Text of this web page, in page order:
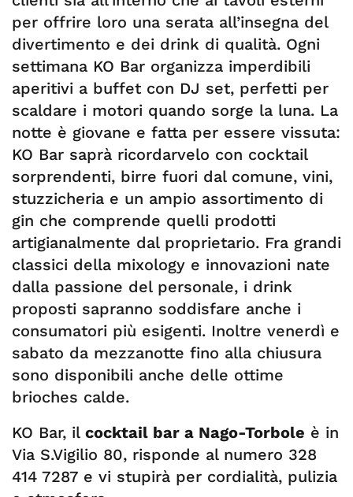
per offrire loro una serata all’insegna del
divertimento e dei drink di qualità. Ogni
settimana KO Bar organizza imperdibili
aperitivi a buffet con DJ set, perfetti per
scaldare i motori quando sorge la luna. La
notte è giovane e fatta per essere vissuta:
KO Bar saprà ricordarvelo con cocktail
sorprendenti, birre fuori dal comune, vini,
stuzzicheria e un ampio assortimento di
gin che comprende quelli prodotti
artigianalmente dal proprietario. Fra grandi
classici della mixology e innovazioni nate
dalla passione del personale, i drink
proposti sapranno soddisfare anche i
consumatori più esigenti. Inoltre venerdì e
sabato da mezzanotte fino alla chiusura
sono disponibili anche delle ottime
brioches calde.
KO Bar, il cocktail bar a Nago-Torbole è in
Via S.Vigilio 80, risponde al numero 328
414 7287 e vi stupirà per cordialità, pulizia